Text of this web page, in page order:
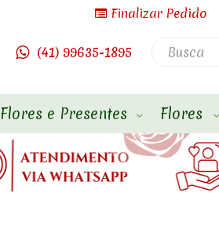
Finalizar Pedido
(41) 99635-1895
Flores e Presentes Flores